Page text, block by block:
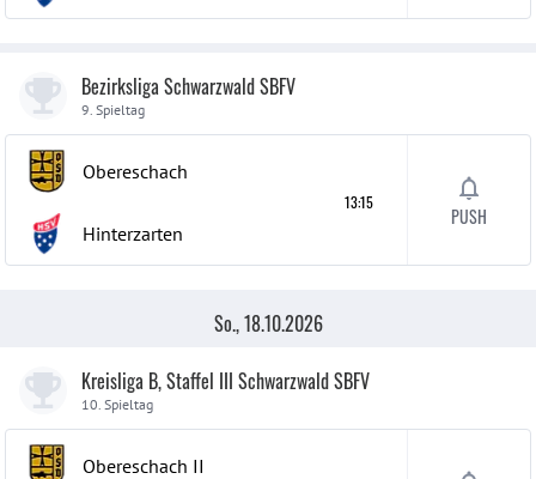
Bezirksliga Schwarzwald SBFV
9. Spieltag
Obereschach
Hinterzarten
13:15
PUSH
So., 18.10.2026
Kreisliga B, Staffel III Schwarzwald SBFV
10. Spieltag
Obereschach II